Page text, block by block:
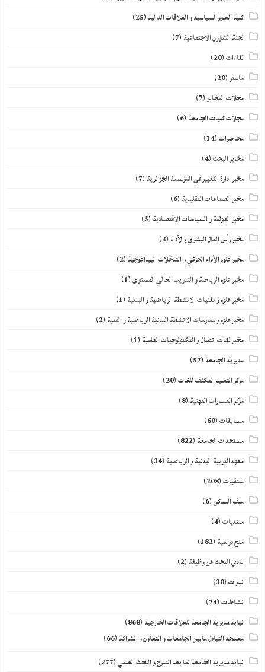
كلية العلوم السياسية و العلاقات الدولية (25)
لجنة الشؤون الاجتماعية (7)
لقاءات(20)
ماستر(20)
مجلات المخابر(7)
مجلات كليات الجامعة (6)
محاضرات(14)
مخابر البحث(4)
مخبر ادارة التغيير في المؤسسة الجزائرية (7)
مخبر الصناعات التقليدية (6)
مخبر العولمة و السياسات الاقتصادية (5)
مخبر رأس المال البشري والأداء(3)
مخبر علوم الأداء الحركي و التدخلات البيداغوجية (2)
مخبر علوم الرياضة و التدريب العالي المستوى(1)
مخبر علوم و تقنيات الانشطة الرياضية و البدنية (1)
مخبر علوم و ممارسات الانشطة البدنية الرياضية و الفنية (2)
مخبر لغات اتصال و التكنولوجيات العلمية (1)
مديرية الجامعة (57)
مركز التعليم المكثف للغات(20)
مركز المسارات المهنية (8)
مسابقات(60)
مستجدات الجامعة (822)
معهد التربية البدنية و الرياضية (34)
ملتقيات(208)
ملف السكن(6)
منتديات(4)
منح دراسية (182)
نادي البحث عن وظيفة (2)
ندوات(30)
نشاطات(74)
نيابة مديرية الجامعة للعلاقات الخارجية (868)
مصلحة التبادل مابين الجامعات و التعاون و الشراكة (66)
نيابة مديرية الجامعة لما بعد التدرج و البحث العلمي(277)